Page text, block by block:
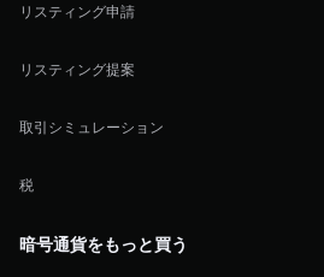
リスティング申請
リスティング提案
取引シミュレーション
税
暗号通貨をもっと買う